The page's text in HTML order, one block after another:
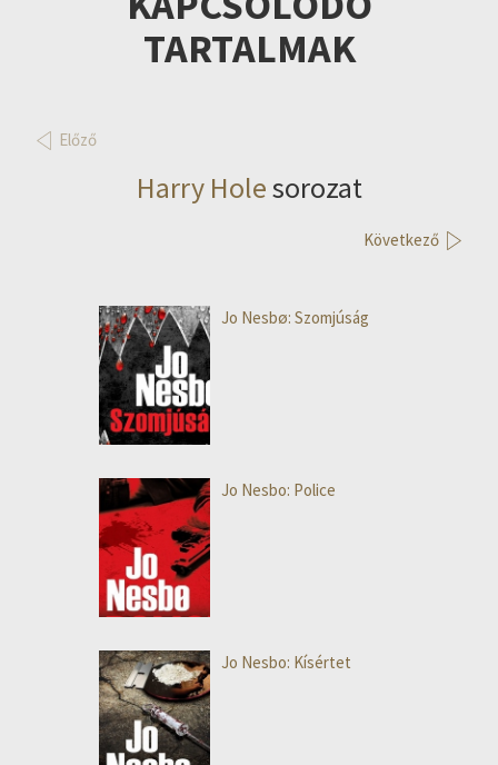
TARTALMAK
Előző
Harry Holesorozat
Következő
Jo Nesbø: Szomjúság
Jo Nesbo: Police
Jo Nesbo: Kísértet